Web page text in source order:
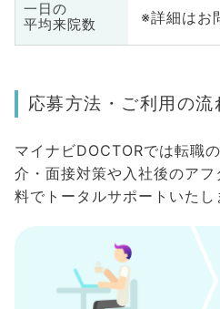
一日の
平均来院数
※詳細はお
応募方法・ご利用の流
マイナビDOCTORでは転職
介・面接対策や入社後のア
料でトータルサポートいたし